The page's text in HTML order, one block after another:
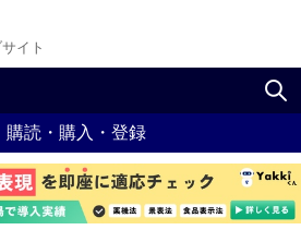
イト
購読・購入・登録